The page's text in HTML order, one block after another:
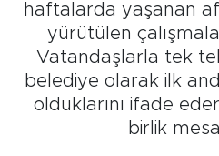
haftalarda yaşanan
yürütülen
Vatandaşlarla tek
belediye olarak ilk
olduklarını ifade
birlik